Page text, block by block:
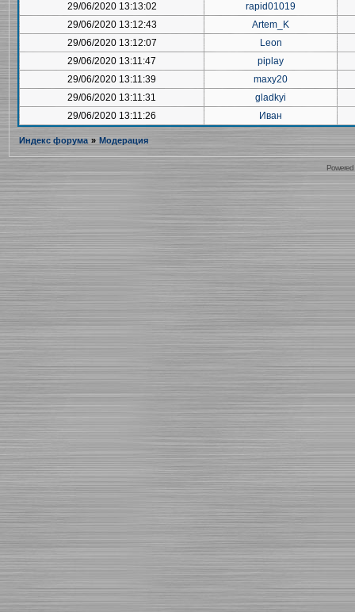
29/06/2020 13:13:02
rapid01019
29/06/2020 13:12:43
Artem_K
29/06/2020 13:12:07
Leon
29/06/2020 13:11:47
piplay
29/06/2020 13:11:39
maxy20
29/06/2020 13:11:31
gladkyi
29/06/2020 13:11:26
Иван
Индекс форума » Модерация